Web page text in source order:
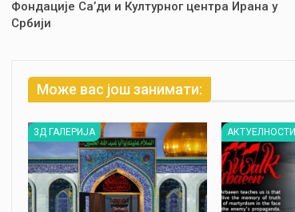
Фондације Са’ди и Културног центра Ирана у
Србији
Може вас још занимати:
3Д ГАЛЕРИЈА АКТУЕЛНОСТИ